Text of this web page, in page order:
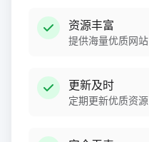
资源丰富
提供海量优质网站
更新及时
定期更新优质资源